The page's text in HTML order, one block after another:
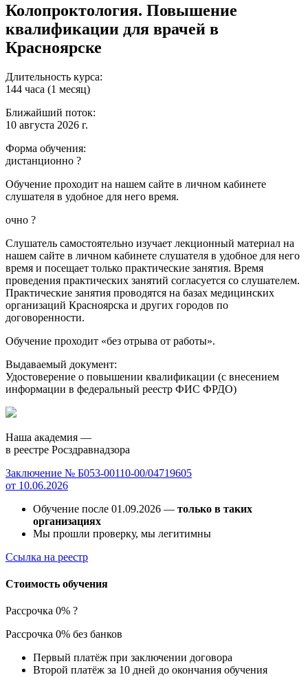
Колопроктология. Повышение
квалификации для врачей в
Красноярске
Длительность курса:
144 часа (1 месяц)
Ближайший поток:
10 августа 2026 г.
Форма обучения:
дистанционно ?
Обучение проходит на нашем сайте в личном кабинете
слушателя в удобное для него время.
очно ?
Слушатель самостоятельно изучает лекционный материал на
нашем сайте в личном кабинете слушателя в удобное для него
время и посещает только практические занятия. Время
проведения практических занятий согласуется со слушателем.
Практические занятия проводятся на базах медицинских
организаций Красноярска и других городов по
договоренности.
Обучение проходит «без отрыва от работы».
Выдаваемый документ:
Удостоверение о повышении квалификации (с внесением
информации в федеральный реестр ФИС ФРДО)
Наша академия —
в реестре Росздравнадзора
Заключение № Б053-00110-00/04719605
от 10.06.2026
Обучение после 01.09.2026 — только в таких
организациях
Мы прошли проверку, мы легитимны
Ссылка на реестр
Стоимость обучения
Рассрочка 0% ?
Рассрочка 0% без банков
Первый платёж при заключении договора
Второй платёж за 10 дней до окончания обучения